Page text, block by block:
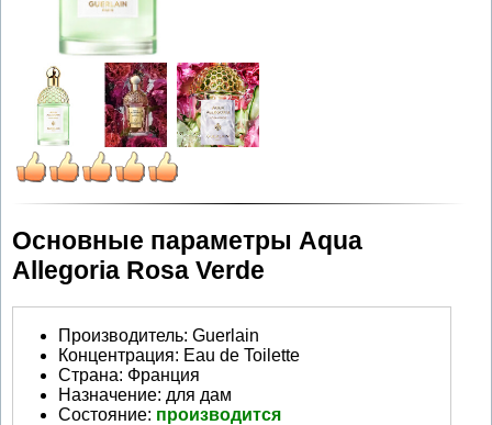
Основные параметры Aqua
Allegoria Rosa Verde
Производитель: Guerlain
Концентрация: Eau de Toilette
Страна: Франция
Назначение: для дам
Состояние: производится